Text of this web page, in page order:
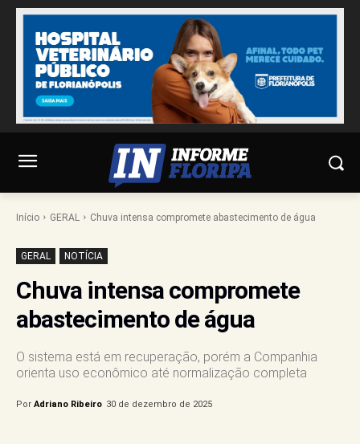
Início GERAL Chuva intensa compromete abastecimento de água
GERAL NOTÍCIA
Chuva intensa compromete
abastecimento de água
O sistema está em recuperação, porém a Companhia
orienta uso econômico até normalização completa
Por Adriano Ribeiro 30 de dezembro de 2025